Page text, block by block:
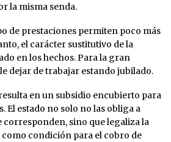
la misma senda.
de prestaciones permiten poco más
el carácter sustitutivo de la
en los hechos. Para la gran
dejar de trabajar estando jubilado.
en un subsidio encubierto para
El estado no solo no las obliga a
corresponden, sino que legaliza la
condición para el cobro de